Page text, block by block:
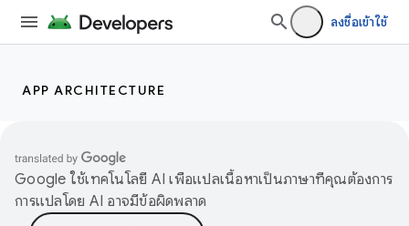
ลงชื่อเข้าใช้
APP ARCHITECTURE
Google ใช้เทคโนโลยี AI เพื่อแปลเนื้อหาเป็นภาษาที่คุณต้องการ
การแปลโดย AI อาจมีข้อผิดพลาด